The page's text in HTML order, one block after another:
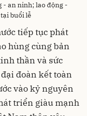
- an ninh; lao động -
buổi lễ
tiếp tục phát
hùng cùng bản
thần và sức
đoàn kết toàn
vào kỷ nguyên
triển giàu mạnh